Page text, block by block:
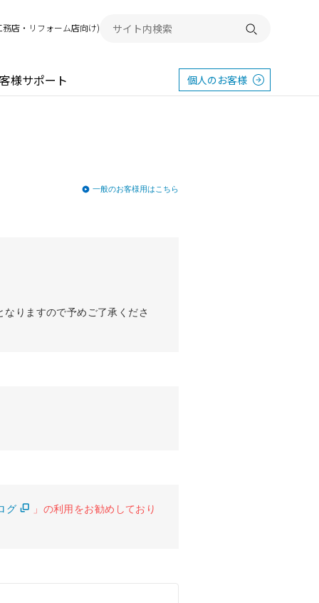
様サポート 個人のお客様
務店・リフォーム店向け) 検索する
一般のお客様用はこちら
りますので予めご了承くださ
グ 」の利用をお勧めしており